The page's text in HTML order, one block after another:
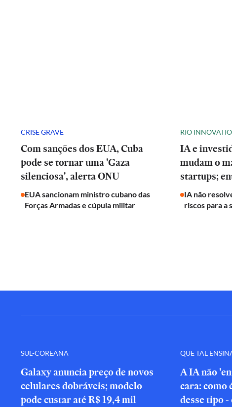
CRISE GRAVE
Com sanções dos EUA, Cuba
pode se tornar uma 'Gaza
silenciosa', alerta ONU
EUA sancionam ministro cubano das
Forças Armadas e cúpula militar
RIO
IA e
mudam o
startups;
IA não
riscos para a
SUL-COREANA
Galaxy anuncia preço de novos
celulares dobráveis; modelo
pode custar até R$ 19,4 mil
QUE TAL
A IA não
cara: como
desse tipo -